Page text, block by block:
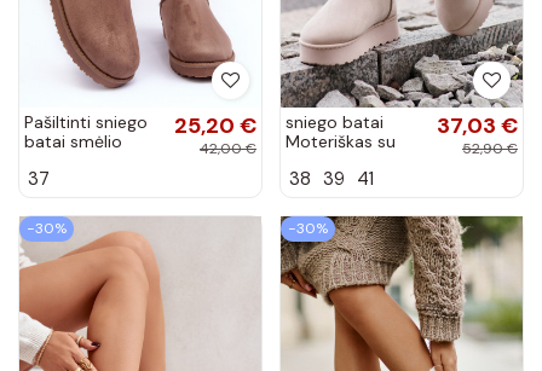
Pašiltinti sniego
batai smėlio
25,20 €
42,00 €
37
sniego batai
Moteriškas su
pašiltinti su
dramblio kaulo...
37,03 €
52,90 €
38 39 41
−30% −30%